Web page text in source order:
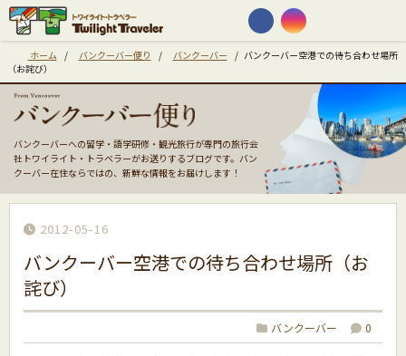
ホーム / バンクーバー便り / バンクーバー / バンクーバー空港での待ち合わせ場所
（お詫び）
バンクーバーへの留学・語学研修・観光旅行が専門の旅行会
社トワイライト・トラベラーがお送りするブログです。バン
クーバー在住ならではの、新鮮な情報をお届けします！
2012-05-16
バンクーバー空港での待ち合わせ場所（お
詫び）
バンクーバー 0